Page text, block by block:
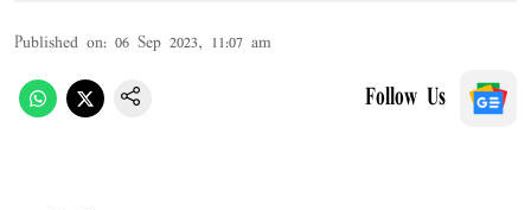
Published on: 06 Sep 2023, 11:07 am
Follow Us